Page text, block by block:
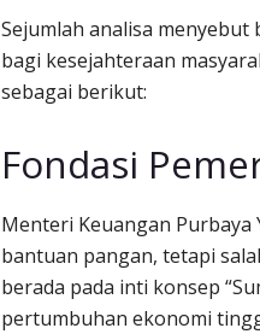
Sejumlah analisa
bagi kesejahteraan
sebagai berikut:
Fondasi
Menteri Keuangan Purbaya
bantuan pangan, tetapi
berada pada inti konsep
pertumbuhan ekonomi